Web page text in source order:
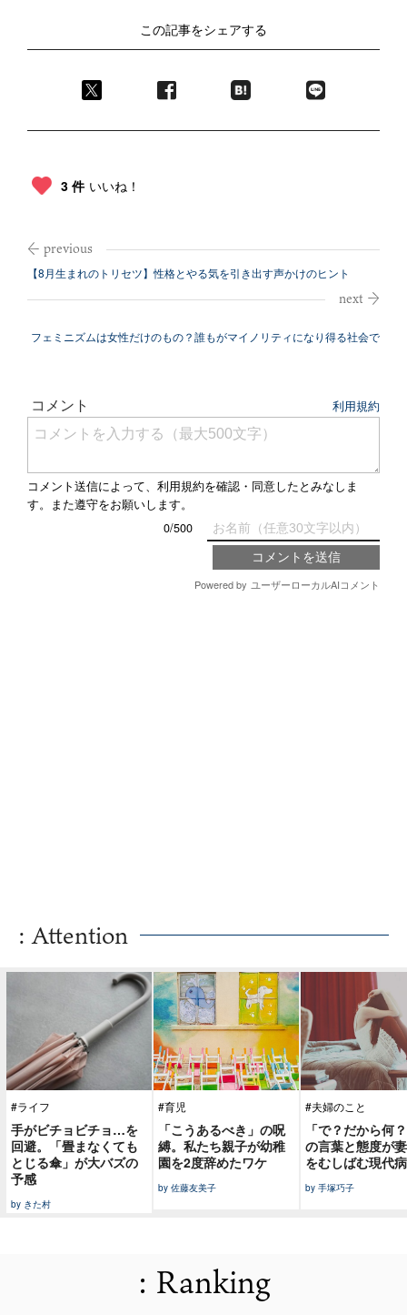
この記事をシェアする
3 件 いいね！
【8月生まれのトリセツ】性格とやる気を引き出す声かけのヒント
フェミニズムは女性だけのもの？誰もがマイノリティになり得る社会で
: Attention
#ライフ
手がビチョビチョ…を
回避。「畳まなくても
とじる傘」が大バズの
予感
by きた村
#育児
「こうあるべき」の呪
縛。私たち親子が幼稚
園を2度辞めたワケ
by 佐藤友美子
#夫婦のこと
「で？だから何
の言葉と態度が
をむしばむ現代病
by 手塚巧子
: Ranking